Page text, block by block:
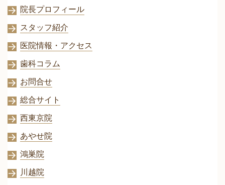
院長プロフィール
スタッフ紹介
医院情報・アクセス
歯科コラム
お問合せ
総合サイト
西東京院
あやせ院
鴻巣院
川越院